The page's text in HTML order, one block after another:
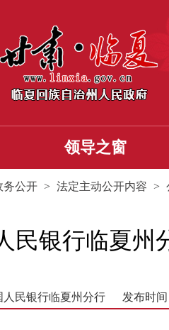
领导之窗
务公开 > 法定主动公开内容 >
民银行临夏州
人民银行临夏州分行 发布时间